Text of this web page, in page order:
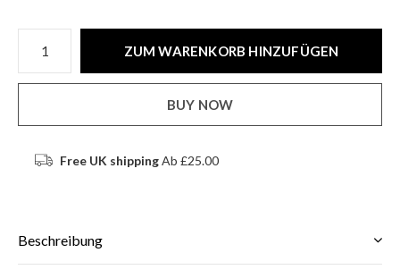
ZUM WARENKORB HINZUFÜGEN
BUY NOW
Free UK shippingAb £25.00
Beschreibung